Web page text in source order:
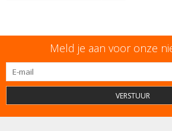
Meld je aan voor onze
VERSTUUR